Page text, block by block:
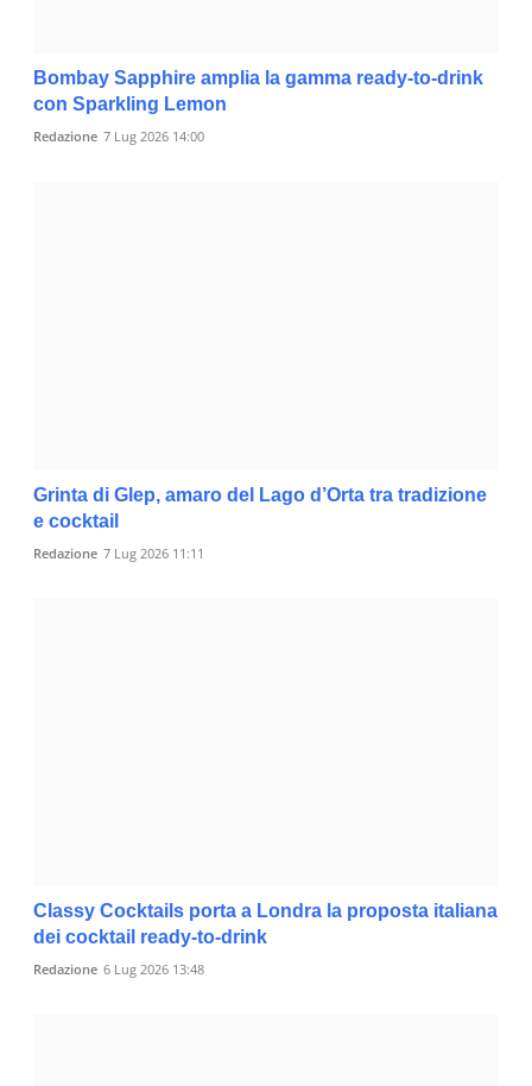
Bombay Sapphire amplia la gamma ready-to-drink
con Sparkling Lemon
Redazione 7 Lug 2026 14:00
Grinta di Glep, amaro del Lago d’Orta tra tradizione
e cocktail
Redazione 7 Lug 2026 11:11
Classy Cocktails porta a Londra la proposta italiana
dei cocktail ready-to-drink
Redazione 6 Lug 2026 13:48